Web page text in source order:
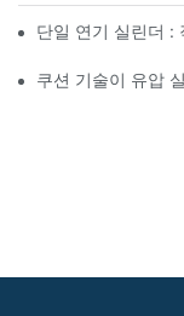
단일 연기 실린더 :
쿠션 기술이 유압